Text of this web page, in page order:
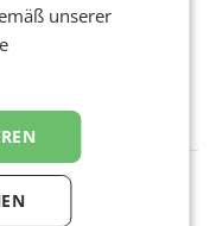
visuelle
August eine
Identität seiner
vor. Im
stehen zentrale
rePET-Flasche
unserer